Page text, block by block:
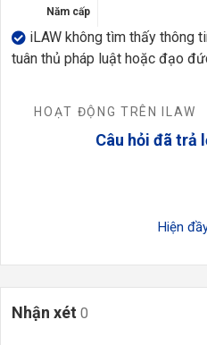
Năm cấp
iLAW không tìm thấy thông
tuân thủ pháp luật hoặc đạo
HOẠT ĐỘNG TRÊN ILAW
Câu hỏi đã trả
Hiện
Nhận xét 0